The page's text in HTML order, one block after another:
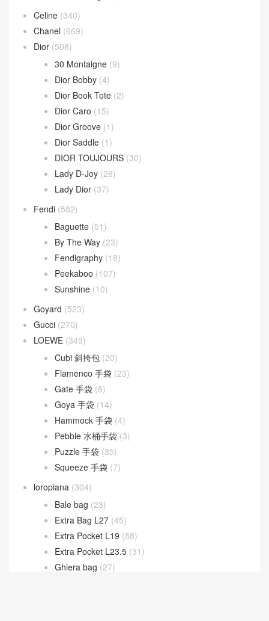
Celine (340)
Chanel (669)
Dior (508)
30 Montaigne (9)
Dior Bobby (4)
Dior Book Tote (2)
Dior Caro (15)
Dior Groove (1)
Dior Saddle (1)
DIOR TOUJOURS (30)
Lady D-Joy (26)
Lady Dior (37)
Fendi (582)
Baguette (51)
By The Way (23)
Fendigraphy (18)
Peekaboo (107)
Sunshine (10)
Goyard (523)
Gucci (270)
LOEWE (349)
Cubi 斜挎包 (20)
Flamenco 手袋 (23)
Gate 手袋 (8)
Goya 手袋 (14)
Hammock 手袋 (4)
Pebble 水桶手袋 (3)
Puzzle 手袋 (35)
Squeeze 手袋 (7)
loropiana (304)
Bale bag (23)
Extra Bag L27 (45)
Extra Pocket L19 (88)
Extra Pocket L23.5 (31)
Ghiera bag (27)